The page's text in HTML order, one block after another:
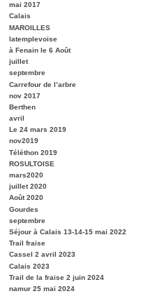
mai 2017
Calais
MAROILLES
latemplevoise
à Fenain le 6 Août
juillet
septembre
Carrefour de l’arbre
nov 2017
Berthen
avril
Le 24 mars 2019
nov2019
Téléthon 2019
ROSULTOISE
mars2020
juillet 2020
Août 2020
Gourdes
septembre
Séjour à Calais 13-14-15 mai 2022
Trail fraise
Cassel 2 avril 2023
Calais 2023
Trail de la fraise 2 juin 2024
namur 25 mai 2024